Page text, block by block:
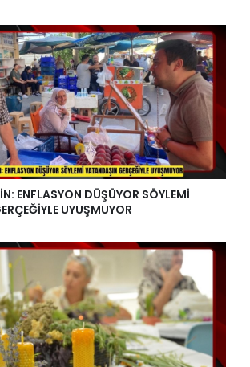
ENFLASYON DÜŞÜYOR SÖYLEMİ
UYUŞMUYOR